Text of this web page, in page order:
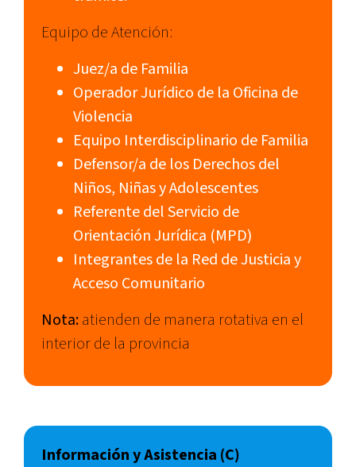
Equipo de Atención:
Juez/a de Familia
Operador Jurídico de la Oficina de
Violencia
Equipo Interdisciplinario de Familia
Defensor/a de los Derechos del
Niños, Niñas y Adolescentes
Referente del Servicio de
Orientación Jurídica (MPD)
Integrantes de la Red de Justicia y
Acceso Comunitario
Nota:atienden de manera rotativa en el
interior de la provincia
Información y Asistencia (C)